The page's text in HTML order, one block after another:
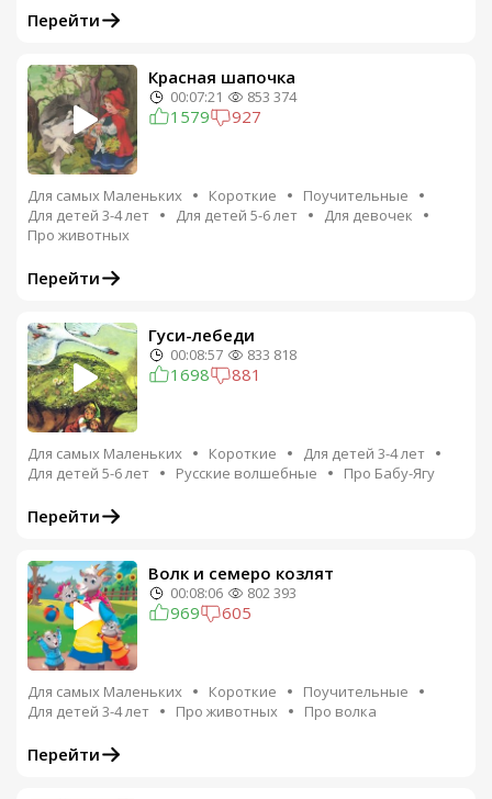
Перейти
Красная шапочка
00:07:21 853 374
1579 927
Для самых Маленьких Короткие
Поучительные
Для детей 3-4 лет
Для детей 5-6 лет
Для девочек
Про животных
Перейти
Гуси-лебеди
00:08:57 833 818
1698 881
Для самых Маленьких Короткие
Для детей 3-4 лет
Для детей 5-6 лет
Русские волшебные Про Бабу-Ягу
Перейти
Волк и семеро козлят
00:08:06 802 393
969 605
Для самых Маленьких Короткие
Поучительные
Для детей 3-4 лет
Про животных Про волка
Перейти